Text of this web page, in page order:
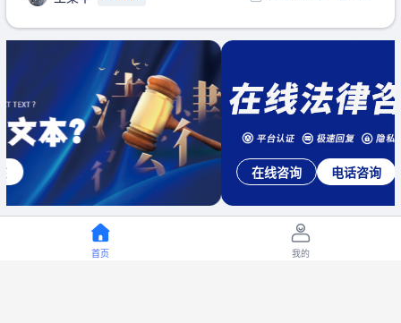
无效再审改判可以执行回转 【承办律
师】 王梨华 浙江杭知桥律师事务所 【案
由】 侵害外观设计专利权纠纷 【案号索
引】 再审：最高人民法院(2019)最高法
在线咨询 电话咨询
首页 我的